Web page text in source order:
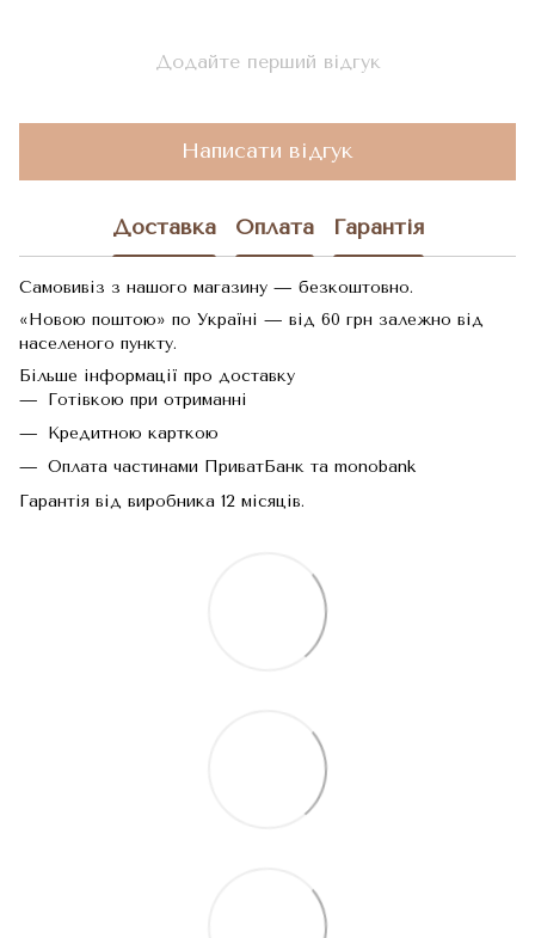
Додайте перший відгук
Написати відгук
Доставка Оплата Гарантія
Самовивіз з нашого магазину — безкоштовно.
«Новою поштою» по Україні — від 60 грн залежно від
населеного пункту.
Більше інформації про доставку
Готівкою при отриманні
Кредитною карткою
Оплата частинами ПриватБанк та monobank
Гарантія від виробника 12 місяців.